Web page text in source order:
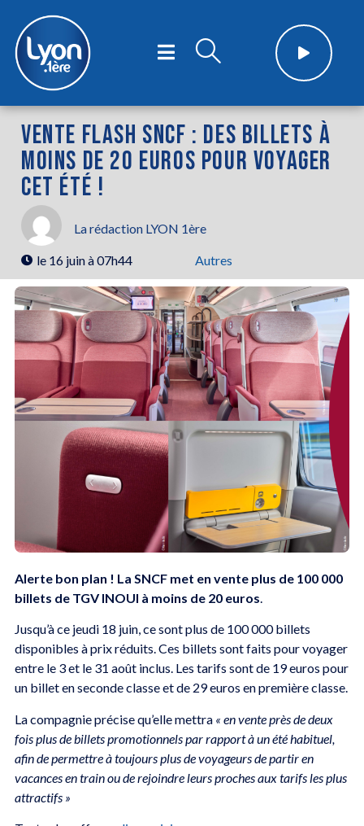
VENTE FLASH SNCF : DES BILLETS À
MOINS DE 20 EUROS POUR VOYAGER
CET ÉTÉ !
La rédaction LYON 1ère
le 16 juin à 07h44 Autres
Alerte bon plan ! La SNCF met en vente plus de 100 000
billets de TGV INOUI à moins de 20 euros
Jusqu’à ce jeudi 18 juin, ce sont plus de 100 000 billets
disponibles à prix réduits. Ces billets sont faits pour voyager
entre le 3 et le 31 août inclus. Les tarifs sont de 19 euros pour
un billet en seconde classe et de 29 euros en première classe.
La compagnie précise qu’elle mettra« en vente près de deux
fois plus de billets promotionnels par rapport à un été habituel,
afin de permettre à toujours plus de voyageurs de partir en
vacances en train ou de rejoindre leurs proches aux tarifs les plus
attractifs »